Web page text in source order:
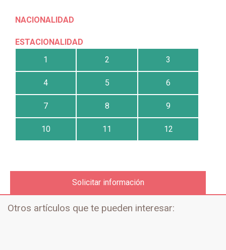
NACIONALIDAD
ESTACIONALIDAD
1
2 3
4 5 6
7 8 9
10 11 12
Solicitar información
Otros artículos que te pueden interesar: